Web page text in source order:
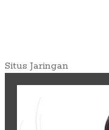
Situs Jaringan